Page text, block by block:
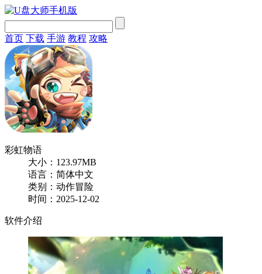
首页 下载 手游 教程 攻略
彩虹物语
大小：123.97MB
语言：简体中文
类别：动作冒险
时间：2025-12-02
软件介绍